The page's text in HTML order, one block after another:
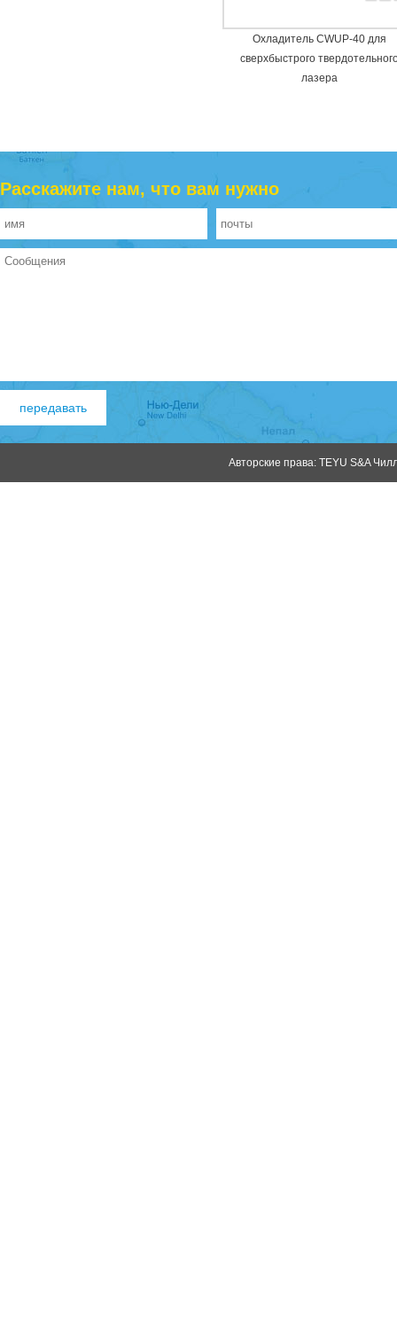
Охладитель CWUP-40 для
сверхбыстрого
лазера
Расскажите нам, что вам нужно
Авторские права: TEYU S&A